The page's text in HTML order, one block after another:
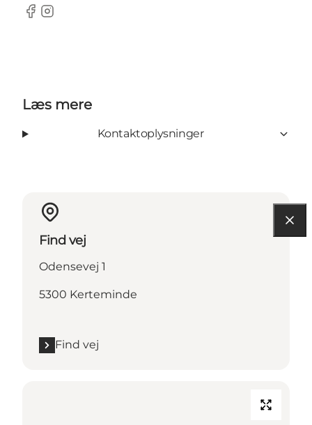
Facebook
Instagram
Læs mere
Kontaktoplysninger
Find vej
Odensevej 1
5300 Kerteminde
Find vej